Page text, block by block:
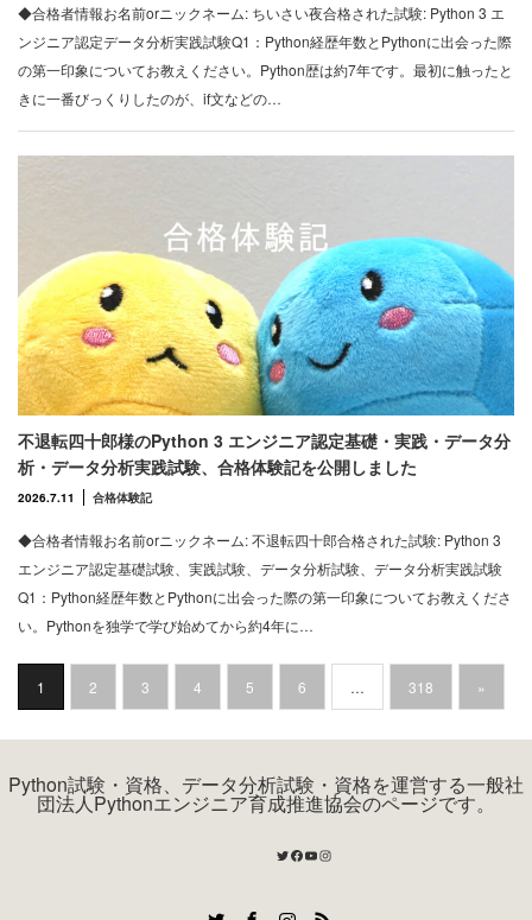
◆合格者情報お名前orニックネーム: ちいさい夜合格された試験: Python 3 エ
ンジニア認定データ分析実践試験Q1：Python経歴年数とPythonに出会った際
の第一印象についてお教えください。Python歴は約7年です。最初に触ったと
きに一番びっくりしたのが、if文などの…
不退転四十郎様のPython 3 エンジニア認定基礎・実践・データ分
析・データ分析実践試験、合格体験記を公開しました
2026.7.11 合格体験記
◆合格者情報お名前orニックネーム: 不退転四十郎合格された試験: Python 3
エンジニア認定基礎試験、実践試験、データ分析試験、データ分析実践試験
Q1：Python経歴年数とPythonに出会った際の第一印象についてお教えくださ
い。Pythonを独学で学び始めてから約4年に…
1 2 3 4 5 6 … 318 »
Python試験・資格、データ分析試験・資格を運営する一般社
団法人Pythonエンジニア育成推進協会のページです。
Twitter
Facebook
YouTube
Instagram
RSS